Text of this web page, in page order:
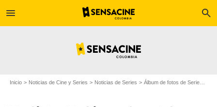
menu search
Inicio Noticias de Cine y Series Noticias de Series Álbum de fotos de Serie